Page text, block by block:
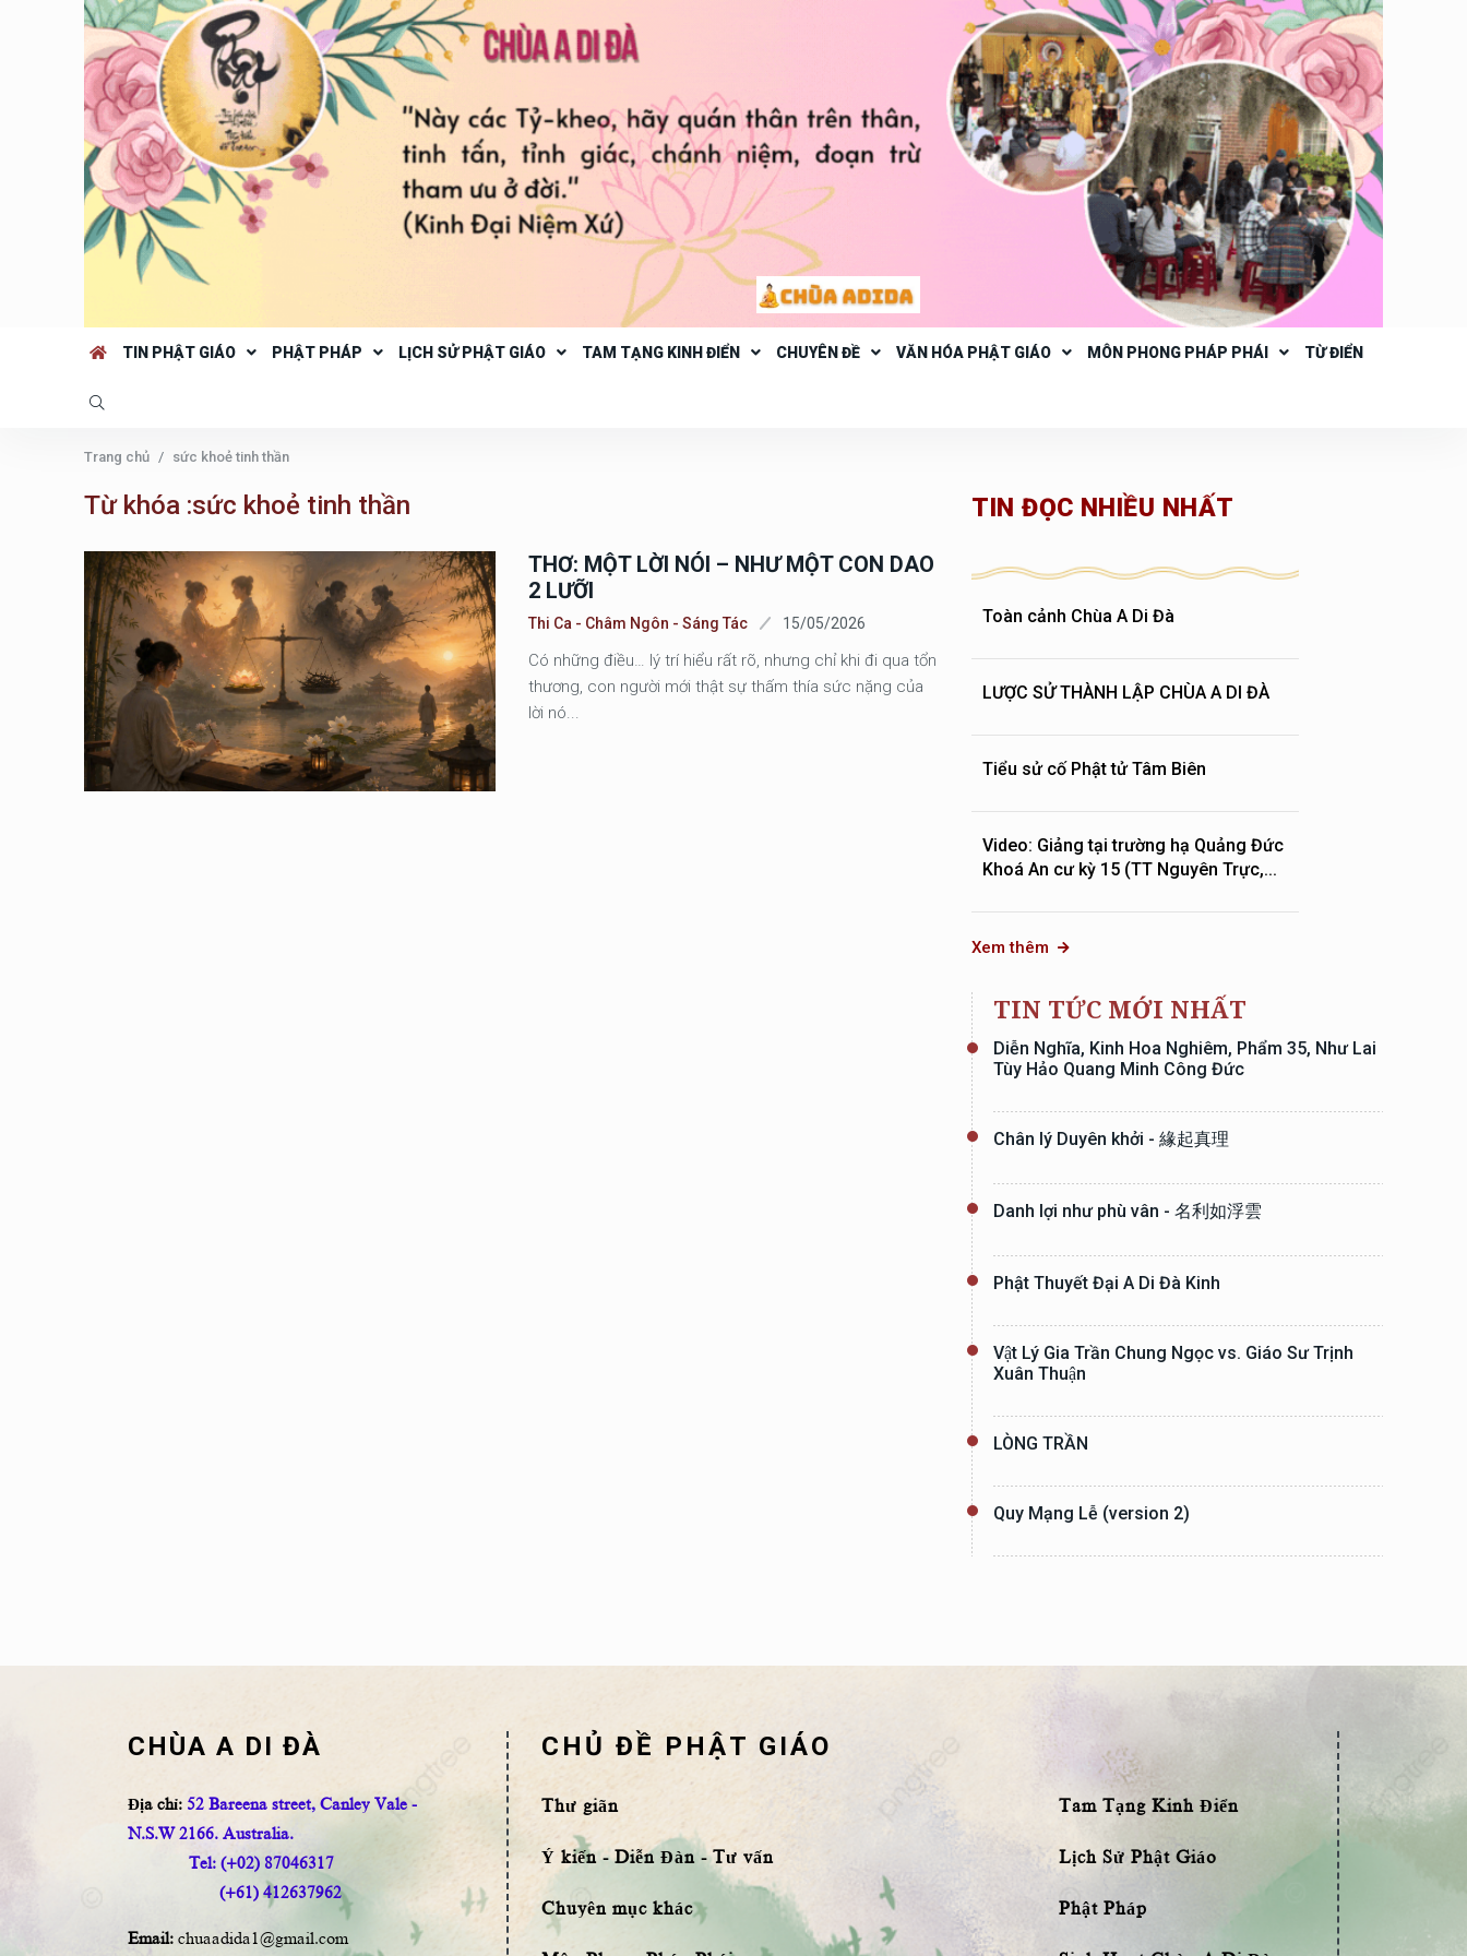
TIN PHẬT GIÁO PHẬT PHÁP LỊCH SỬ PHẬT GIÁO TAM TẠNG KINH ĐIỂN CHUYÊN ĐỀ VĂN HÓA PHẬT GIÁO MÔN PHONG PHÁP PHÁI TỪ ĐIỂN
Trang chủ sức khoẻ tinh thần
Từ khóa :sức khoẻ tinh thần
THƠ: MỘT LỜI NÓI – NHƯ MỘT CON DAO
2 LƯỠI
Thi Ca - Châm Ngôn - Sáng Tác 15/05/2026
Có những điều… lý trí hiểu rất rõ, nhưng chỉ khi đi qua tổn
thương, con người mới thật sự thấm thía sức nặng của
lời nó...
TIN ĐỌC NHIỀU NHẤT
Toàn cảnh Chùa A Di Đà
LƯỢC SỬ THÀNH LẬP CHÙA A DI ĐÀ
Tiểu sử cố Phật tử Tâm Biên
Video: Giảng tại trường hạ Quảng Đức
Khoá An cư kỳ 15 (TT Nguyên Trực,...
Xem thêm
TIN TỨC MỚI NHẤT
Diễn Nghĩa, Kinh Hoa Nghiêm, Phẩm 35, Như Lai
Tùy Hảo Quang Minh Công Đức
Chân lý Duyên khởi - 緣起真理
Danh lợi như phù vân - 名利如浮雲
Phật Thuyết Đại A Di Đà Kinh
Vật Lý Gia Trần Chung Ngọc vs. Giáo Sư Trịnh
Xuân Thuận
LÒNG TRẦN
Quy Mạng Lễ (version 2)
CHÙA A DI ĐÀ
Địa chỉ: 52 Bareena street, Canley Vale -
N.S.W 2166. Australia.
Tel: (+02) 87046317
(+61) 412637962
Email: chuaadida1@gmail.com
CHỦ ĐỀ PHẬT GIÁO
Thư giãn
Ý kiến - Diễn Đàn - Tư vấn
Chuyên mục khác
Tam Tạng Kinh Điển
Lịch Sử Phật Giáo
Phật Pháp